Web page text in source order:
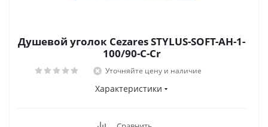
Душевой уголок Cezares STYLUS-SOFT-AH-1-
100/90-C-Cr
Уточняйте цену и наличие
Характеристики